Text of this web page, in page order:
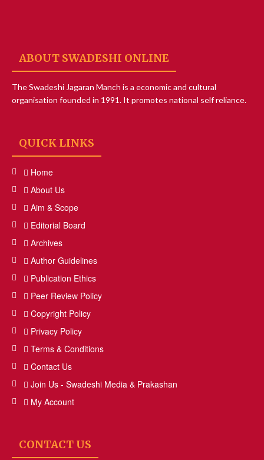
ABOUT SWADESHI ONLINE
The Swadeshi Jagaran Manch is a economic and cultural
organisation founded in 1991. It promotes national self reliance.
QUICK LINKS
Home
About Us
Aim & Scope
Editorial Board
Archives
Author Guidelines
Publication Ethics
Peer Review Policy
Copyright Policy
Privacy Policy
Terms & Conditions
Contact Us
Join Us - Swadeshi Media & Prakashan
My Account
CONTACT US